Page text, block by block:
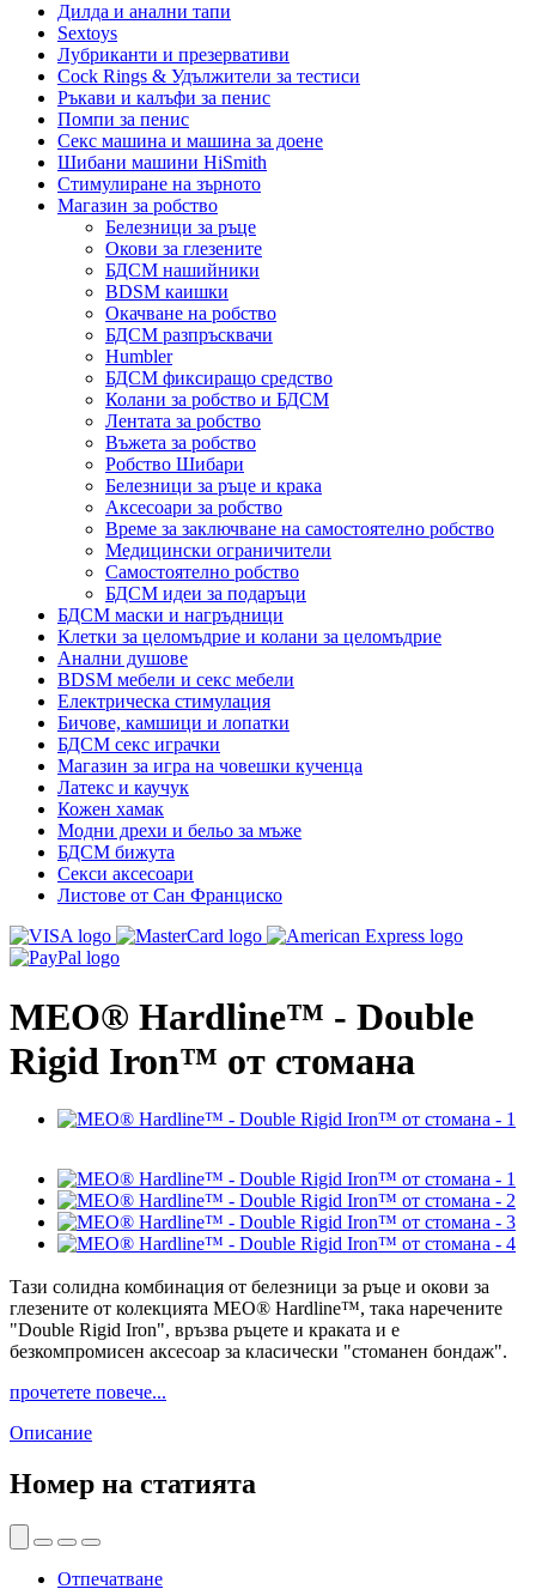
Дилда и анални тапи
Sextoys
Лубриканти и презервативи
Cock Rings & Удължители за тестиси
Ръкави и калъфи за пенис
Помпи за пенис
Секс машина и машина за доене
Шибани машини HiSmith
Стимулиране на зърното
Магазин за робство
Белезници за ръце
Окови за глезените
БДСМ нашийники
BDSM каишки
Окачване на робство
БДСМ разпръсквачи
Humbler
БДСМ фиксиращо средство
Колани за робство и БДСМ
Лентата за робство
Въжета за робство
Робство Шибари
Белезници за ръце и крака
Аксесоари за робство
Време за заключване на самостоятелно робство
Медицински ограничители
Самостоятелно робство
БДСМ идеи за подаръци
БДСМ маски и нагръдници
Клетки за целомъдрие и колани за целомъдрие
Анални душове
BDSM мебели и секс мебели
Електрическа стимулация
Бичове, камшици и лопатки
БДСМ секс играчки
Магазин за игра на човешки кученца
Латекс и каучук
Кожен хамак
Модни дрехи и бельо за мъже
БДСМ бижута
Секси аксесоари
Листове от Сан Франциско
MEO® Hardline™ - Double
Rigid Iron™ от стомана
Тази солидна комбинация от белезници за ръце и окови за
глезените от колекцията MEO® Hardline™, така наречените
"Double Rigid Iron", връзва ръцете и краката и е
безкомпромисен аксесоар за класически "стоманен бондаж".
прочетете повече...
Описание
Номер на статията
Отпечатване